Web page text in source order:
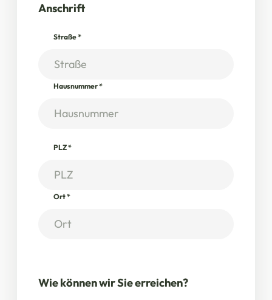
Anschrift
Straße*
Hausnummer*
PLZ*
Ort*
Wie können wir Sie erreichen?